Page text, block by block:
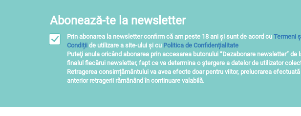
Abonează-te la newsletter
Prin abonarea la newsletter confirm că am peste 18 ani și sunt de acord cu Termeni
Condiții de utilizare a site-ului și cu Politica de Confidențialitate
Puteţi anula oricând abonarea prin accesarea butonului “Dezabonare newsletter” de
finalul fiecărui newsletter, fapt ce va determina o ştergere a datelor de utilizator
Retragerea consimțământului va avea efecte doar pentru viitor, prelucrarea efectuată
anterior retragerii rămânând în continuare valabilă.